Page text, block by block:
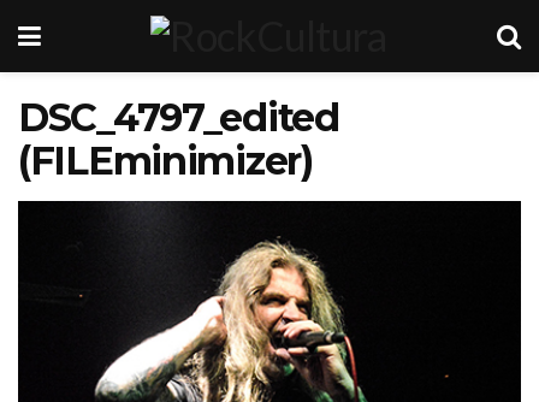
DSC_4797_edited
(FILEminimizer)